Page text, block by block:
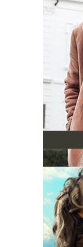
Именно поэтому,
внимания для
продаже
говорить, что в
приобрести любую
юбки, сарафаны,
курточки и
мужские и
одежду оптом– с
из фабрик турецких
Плюсы работы с
скажутся на Вашем
- в категориях
ассортимент
- мы
работу турецкими
- модельный ряд
- больше нет
для оптовой
нашего
просмотреть и